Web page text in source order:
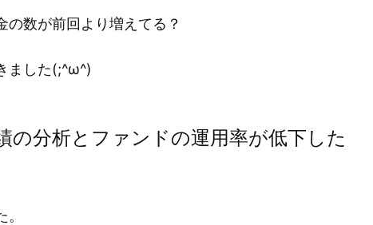
の数が前回より増えてる？
ました(;^ω^)
の分析とファンドの運用率が低下した